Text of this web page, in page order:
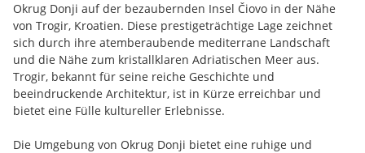
Besondere Highlights dieser Villa sind der beheizbare Pool,
von dem aus Sie die beste Aussicht über die gesamte Bucht
genießen können, sowie der direkte Zugang zum Meer. Für
Ihre Sicherheit und Privatsphäre sind Überwachungskameras
bereits installiert. Die Architektur beeindruckt durch
hochwertige Materialien wie Stahlbeton und eine Fassade
Parkett und großformatigen Porzellanfliesen besticht.
Okrug Donji auf der bezaubernden Insel Čiovo in der Nähe
von Trogir, Kroatien. Diese prestigeträchtige Lage zeichnet
sich durch ihre atemberaubende mediterrane Landschaft
und die Nähe zum kristallklaren Adriatischen Meer aus.
Trogir, bekannt für seine reiche Geschichte und
beeindruckende Architektur, ist in Kürze erreichbar und
bietet eine Fülle kultureller Erlebnisse.
Die Umgebung von Okrug Donji bietet eine ruhige und